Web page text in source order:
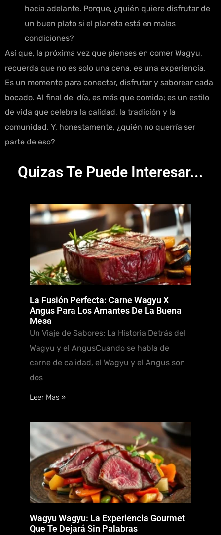
hacia adelante. Porque, ¿quién quiere disfrutar de
un buen plato si el planeta está en malas
condiciones?
Así que, la próxima vez que pienses en comer Wagyu,
recuerda que no es solo una cena, es una experiencia.
Es un momento para conectar, disfrutar y saborear cada
bocado. Al final del día, es más que comida; es un estilo
de vida que celebra la calidad, la tradición y la
comunidad. Y, honestamente, ¿quién no querría ser
parte de eso?
Quizas Te Puede Interesar...
La Fusión Perfecta: Carne Wagyu X
Angus Para Los Amantes De La Buena
Mesa
Un Viaje de Sabores: La Historia Detrás del
Wagyu y el AngusCuando se habla de
carne de calidad, el Wagyu y el Angus son
dos
Leer Mas »
Wagyu Wagyu: La Experiencia Gourmet
Que Te Dejará Sin Palabras